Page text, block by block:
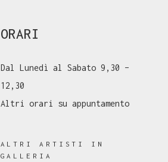
ORARI
Dal Lunedì al Sabato 9,30 –
12,30
Altri orari su appuntamento
ALTRI ARTISTI IN
GALLERIA